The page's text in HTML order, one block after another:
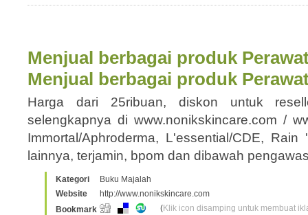
Menjual berbagai produk
Menjual berbagai produk
Harga dari 25ribuan, diskon untuk
selengkapnya di www.nonikskincare.com /
Immortal/Aphroderma, L'essential/CDE,
lainnya, terjamin, bpom dan dibawah
Kategori
Buku Majalah
Website
http://www.nonikskincare.com
Bookmark
(Klik icon disamping untuk membuat